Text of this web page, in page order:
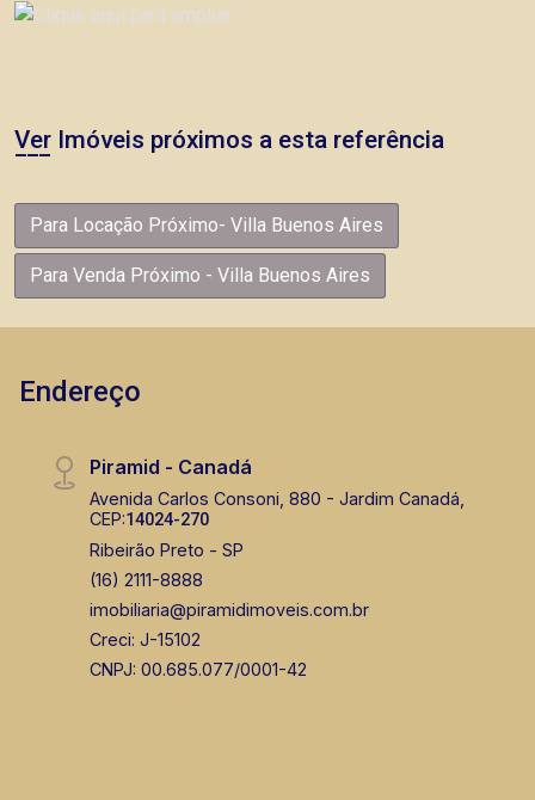
Ver Imóveis próximos a esta referência
Para Locação Próximo- Villa Buenos Aires
Para Venda Próximo - Villa Buenos Aires
Endereço
Piramid - Canadá
Avenida Carlos Consoni, 880 - Jardim Canadá,
CEP:14024-270
Ribeirão Preto - SP
(16) 2111-8888
imobiliaria@piramidimoveis.com.br
Creci: J-15102
CNPJ: 00.685.077/0001-42